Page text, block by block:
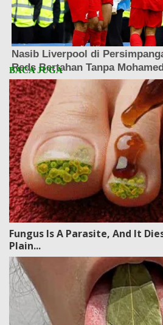
Fungus Is A Parasite, And It
Plain...